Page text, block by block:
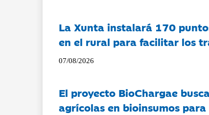
La Xunta instalará 170
en el rural para facilitar los
07/08/2026
El proyecto BioChargae
agrícolas en bioinsumos